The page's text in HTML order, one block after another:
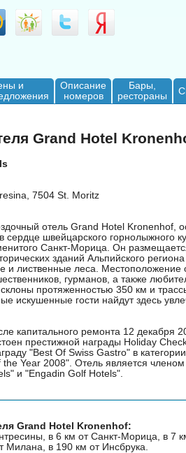
и
Описание
номеров
Бары,
рестораны
Grand Hotel
7504 St. Moritz
отель Grand Hotel Kronenhof,
сердце швейцарского горнолыжного
Санкт-Морица. Он
зданий Альпийского
и лиственные леса. Местоположение
гурманов, а также
склоны протяженностью 350 км и
искушенные гости найдут здесь
капитального ремонта 12 декабря
престижной награды Holiday
"Best Of Swiss Gastro" в
Year 2008". Отель является
и "Engadin Golf Hotels".
Grand Hotel Kronenhof:
в 6 км от Санкт-Морица, в 7
Милана, в 190 км от Инсбрука.